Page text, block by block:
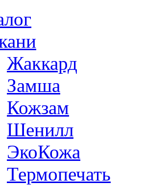
Жаккард
Замша
Кожзам
Шенилл
ЭкоКожа
Термопечать